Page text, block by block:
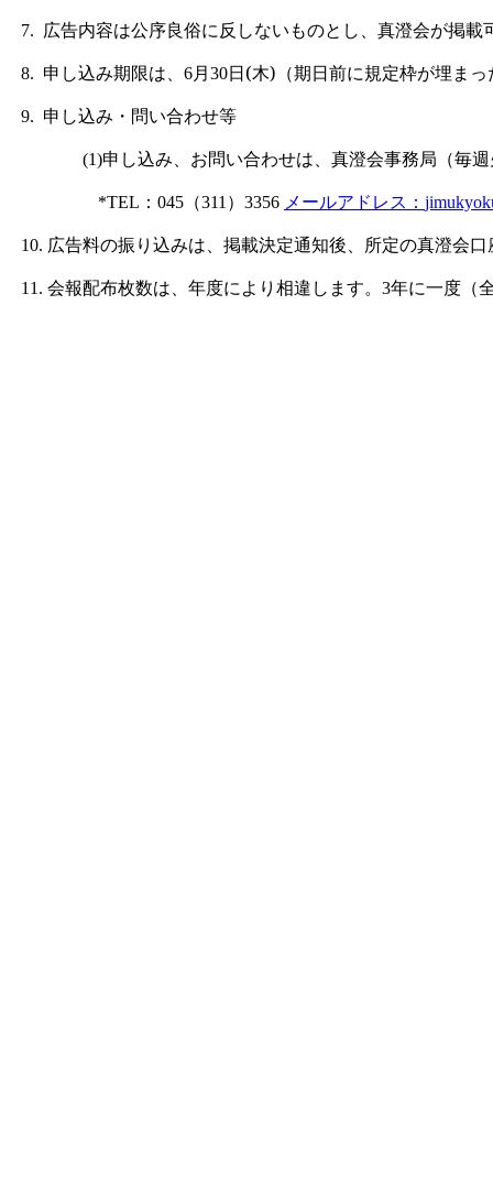
7. 広告内容は公序良俗に反しないものとし、真澄会が掲載
8. 申し込み期限は、 6月30日(木)（期日前に規定枠が埋ま
9. 申し込み・問い合わせ等
(1)申し込み、お問い合わせは、真澄会事務局（毎
*TEL ： 045 （311 ） 3356 メールアドレス：
10. 広告料の振り込みは、掲載決定通知後、所定の真澄会
11. 会報配布枚数は、年度により相違します。 3年に一度（